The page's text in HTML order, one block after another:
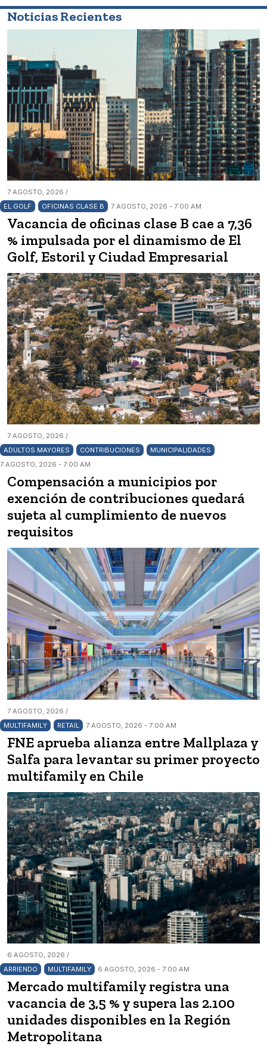
Noticias Recientes
7 AGOSTO, 2026 /
EL GOLF
OFICINAS CLASE B 7 AGOSTO, 2026 - 7:00 AM
Vacancia de oficinas clase B cae a 7,36
% impulsada por el dinamismo de El
Golf, Estoril y Ciudad Empresarial
7 AGOSTO, 2026 /
ADULTOS MAYORES
CONTRIBUCIONES
MUNICIPALIDADES
7 AGOSTO, 2026 - 7:00 AM
Compensación a municipios por
exención de contribuciones quedará
sujeta al cumplimiento de nuevos
requisitos
7 AGOSTO, 2026 /
MULTIFAMILY
RETAIL 7 AGOSTO, 2026 - 7:00 AM
FNE aprueba alianza entre Mallplaza y
Salfa para levantar su primer proyecto
multifamily en Chile
6 AGOSTO, 2026 /
ARRIENDO
MULTIFAMILY 6 AGOSTO, 2026 - 7:00 AM
Mercado multifamily registra una
vacancia de 3,5 % y supera las 2.100
unidades disponibles en la Región
Metropolitana